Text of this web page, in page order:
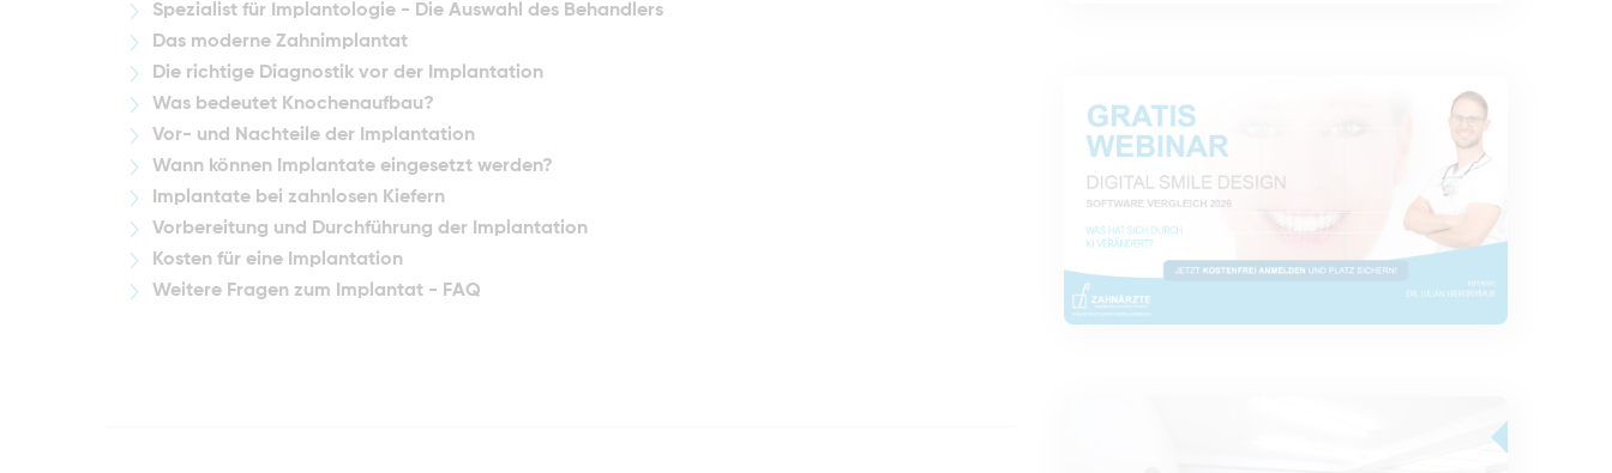
Spezialist für Implantologie - Die Auswahl des Behandlers
Das moderne Zahnimplantat
Die richtige Diagnostik vor der Implantation
Was bedeutet Knochenaufbau?
Vor- und Nachteile der Implantation
Wann können Implantate eingesetzt werden?
Implantate bei zahnlosen Kiefern
Vorbereitung und Durchführung der Implantation
Kosten für eine Implantation
Weitere Fragen zum Implantat - FAQ